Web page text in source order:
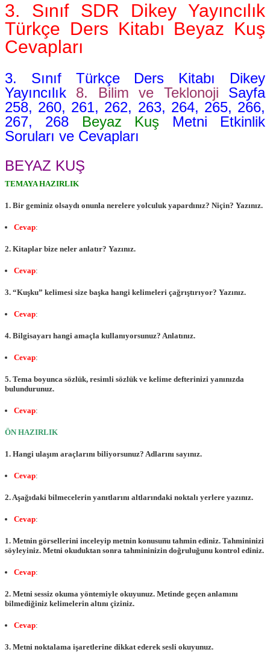
3. Sınıf SDR Dikey Yayıncılık
Türkçe Ders Kitabı Beyaz Kuş
Cevapları
3. Sınıf Türkçe Ders Kitabı Dikey
Yayıncılık
8. Bilim ve Teklonoji Sayfa
258, 260, 261, 262, 263, 264, 265, 266,
267, 268 Beyaz Kuş Metni Etkinlik
Soruları ve Cevapları
BEYAZ KUŞ
TEMAYA HAZIRLIK
1. Bir geminiz olsaydı onunla nerelere yolculuk yapardınız? Niçin? Yazınız.
Cevap:
2. Kitaplar bize neler anlatır? Yazınız.
Cevap:
3. “Kuşku” kelimesi size başka hangi kelimeleri çağrıştırıyor? Yazınız.
Cevap:
4. Bilgisayarı hangi amaçla kullanıyorsunuz? Anlatınız.
Cevap:
5. Tema boyunca sözlük, resimli sözlük ve kelime defterinizi yanınızda
bulundurunuz.
Cevap:
ÖN HAZIRLIK
1. Hangi ulaşım araçlarını biliyorsunuz? Adlarını sayınız.
Cevap:
2. Aşağıdaki bilmecelerin yanıtlarını altlarındaki noktalı yerlere yazınız.
Cevap:
1. Metnin görsellerini inceleyip metnin konusunu tahmin ediniz. Tahmininizi
söyleyiniz. Metni okuduktan sonra tahmininizin doğruluğunu kontrol ediniz.
Cevap:
2. Metni sessiz okuma yöntemiyle okuyunuz. Metinde geçen anlamını
bilmediğiniz kelimelerin altını çiziniz.
Cevap:
3. Metni noktalama işaretlerine dikkat ederek sesli okuyunuz.